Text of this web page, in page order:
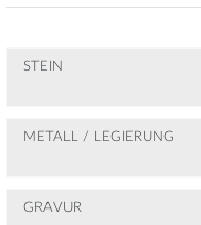
STEIN
METALL / LEGIERUNG
GRAVUR